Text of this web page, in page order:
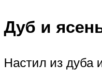
Дуб и
Настил из дуба